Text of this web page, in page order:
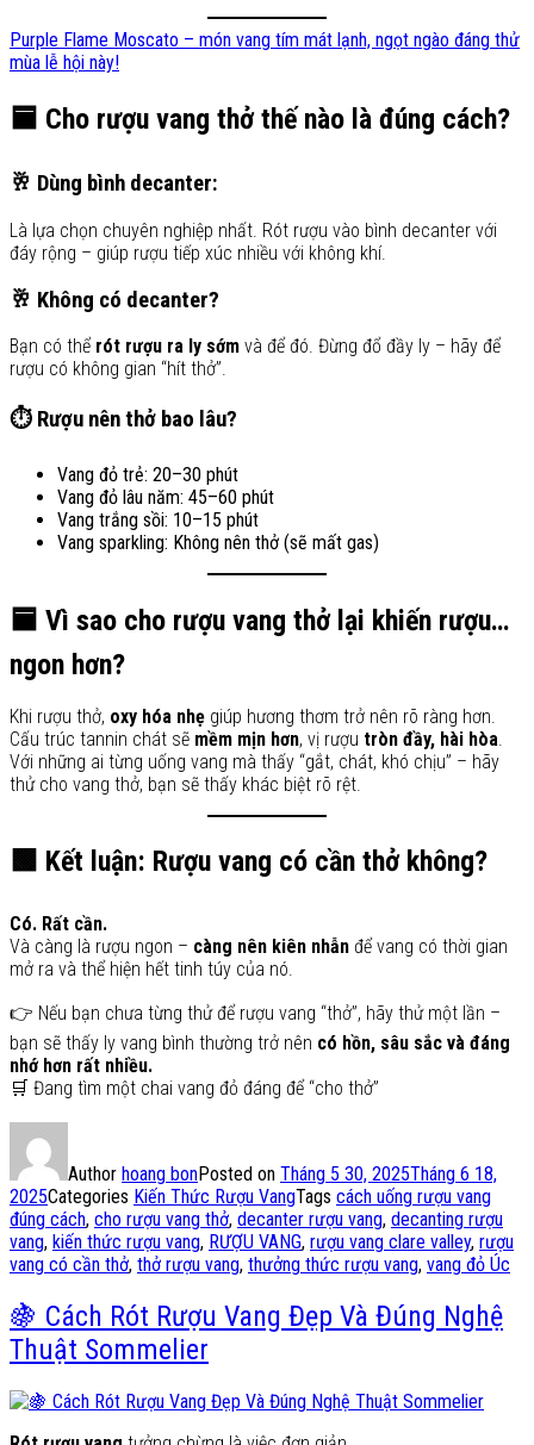
Purple Flame Moscato – món vang tím mát lạnh, ngọt ngào đáng thử
mùa lễ hội này!
🟦 Cho rượu vang thở thế nào là đúng cách?
🥂 Dùng bình decanter:
Là lựa chọn chuyên nghiệp nhất. Rót rượu vào bình decanter với
đáy rộng – giúp rượu tiếp xúc nhiều với không khí.
🥂 Không có decanter?
Bạn có thể rót rượu ra ly sớm và để đó. Đừng đổ đầy ly – hãy để
rượu có không gian “hít thở”.
⏱ Rượu nên thở bao lâu?
Vang đỏ trẻ: 20–30 phút
Vang đỏ lâu năm: 45–60 phút
Vang trắng sồi: 10–15 phút
Vang sparkling: Không nên thở (sẽ mất gas)
🟦 Vì sao cho rượu vang thở lại khiến rượu…
ngon hơn?
Khi rượu thở, oxy hóa nhẹ giúp hương thơm trở nên rõ ràng hơn.
Cấu trúc tannin chát sẽ mềm mịn hơn, vị rượu tròn đầy, hài hòa
Với những ai từng uống vang mà thấy “gắt, chát, khó chịu” – hãy
thử cho vang thở, bạn sẽ thấy khác biệt rõ rệt.
🟩 Kết luận: Rượu vang có cần thở không?
Có. Rất cần.
Và càng là rượu ngon – càng nên kiên nhẫn để vang có thời gian
mở ra và thể hiện hết tinh túy của nó.
👉 Nếu bạn chưa từng thử để rượu vang “thở”, hãy thử một lần –
bạn sẽ thấy ly vang bình thường trở nên có hồn, sâu sắc và đáng
nhớ hơn rất nhiều.
🛒 Đang tìm một chai vang đỏ đáng để “cho thở”
Author hoang bonPosted on Tháng 5 30, 2025Tháng 6 18,
2025Categories Kiến Thức Rượu VangTags cách uống rượu vang
đúng cách, cho rượu vang thở, decanter rượu vang, decanting rượu
vang, kiến thức rượu vang, RƯỢU VANG, rượu vang clare valley, rượu
vang có cần thở, thở rượu vang, thưởng thức rượu vang, vang đỏ Úc
🍇 Cách Rót Rượu Vang Đẹp Và Đúng Nghệ
Thuật Sommelier